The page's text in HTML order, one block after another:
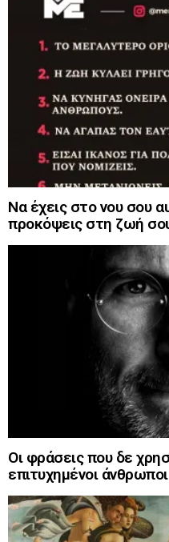
Να έχεις στο νου σου
προκόψεις στη ζωή
Οι φράσεις που δε
επιτυχημένοι άνθρωποι